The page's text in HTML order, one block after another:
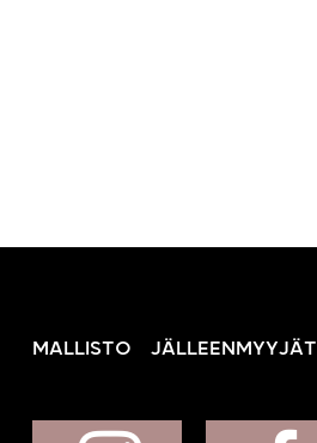
MALLISTO JÄLLEENMYYJÄT